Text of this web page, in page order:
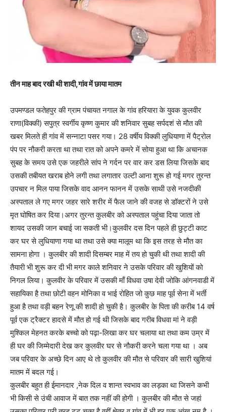
तीन माह बाद रखी थी शादी,गांव में छाया मातम
उपमण्डल फतेहपुर की ग्राम पंचायत नगाल के गांव हरियारा के युवक कुलवीर
राणा(विक्की) सपुत्र स्वर्गीय कृष्ण कुमार की शनिवार सुबह सर्पदशं से मौत की
खबर मिलते ही गांव में सन्नाटा पसर गया। 28 वर्षीय विक्की लुधियाणा में पैट्रोल
पंप पर नौकरी करता था तथा रात को अपने कमरे में सोया हुआ था कि अचानक
सुबह के समय उसे एक जहरीले सांप ने गर्दन पर वार कर डस लिया जिसके बाद
उसकी तबीयत खराब होने लगी तथा लगातार उल्टी आना शुरू हो गई मगर तुरन्त
उपचार न मिल पाया जिसके वाद आनन फानन में उसके साथी उसे नजदीकी
अस्पताल ले गए मगर जहर सारे शरीर में फैल जाने की वजह से डॉक्टरों ने उसे
मृत घोषित कर दिया।अगर तुरन्त कुलबीर को अस्पताल पहुंचा दिया जाता तो
शायद उसकी जान बचाई जा सकती भी।कुलवीर दस दिन पहले ही छुट्टी काट
कर घर से लुधियाणा गया था तथा उसे क्या मालूम था कि इस तरह से मौत का
सामना होगा । कुलबीर की शादी दिसम्बर माह में तय हो चुकी थी तथा शादी की
तैयारी भी शुरू कर दी भी मगर काले शनिवार ने उसके परिवार की खुशियों को
निगल लिया। कुलवीर के परिवार में उसकी माँ विधवा उषा देवी जोकि आंगनवाडी में
सहायिका है तथा छोटी वहन मोनिका व भाई रोहित जो कुछ माह पूर्व सेना में भर्ती
हुआ है तथा वड़ी बहन रेणू की शादी हो चुकी है। कुलबीर के पिता की करीब 14 वर्ष
पूर्व एक ट्रैक्टर हादसे में मौत हो गई थी जिसके बाद गरीब विधवा मां ने वड़ी
मुश्किल मेहनत करके बच्चो को पढ़ा-लिखा कर घर चलाया था तथा कम उम्र में
ही घर की जिम्मेदारी देख कर कुलवीर घर से नौकरी करने चला गया था । अब
जब परिवार के अच्छे दिन आए थे तो कुलवीर की मौत से परिवार की सारी खुशियां
मातम में बदल गई।
कुलबीर बहुत ही ईमानदार ,नेक दिल व शान्त स्वभाव का लड़का था जिसने कभी
भी किसी से उंची आवाज में बात तक नहीं की होगी । कुलबीर की मौत से जहां